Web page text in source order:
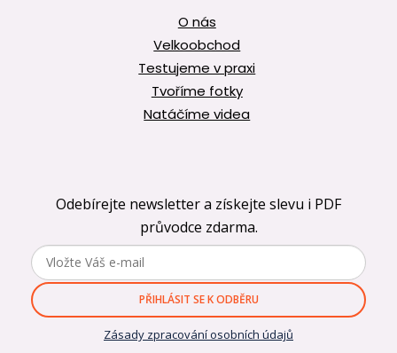
O nás
Velkoobchod
Testujeme v praxi
Tvoříme fotky
Natáčíme videa
Odebírejte newsletter a získejte slevu i PDF
průvodce zdarma.
PŘIHLÁSIT SE K ODBĚRU
Zásady zpracování osobních údajů